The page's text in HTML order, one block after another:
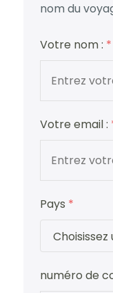
nom du
Votre nom : *
Votre email :
Pays *
numéro de